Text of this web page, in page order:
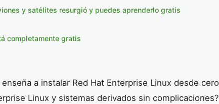
y satélites resurgió y puedes aprenderlo gratis
completamente gratis
Linux y sistemas derivados sin complicaciones?